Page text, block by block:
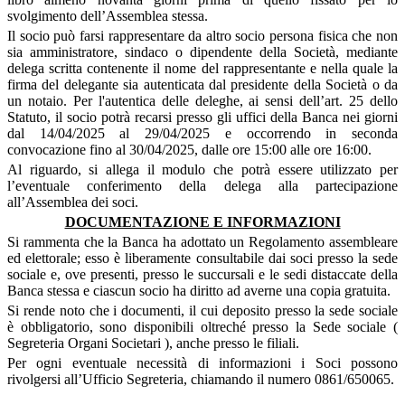
svolgimento dell’Assemblea stessa.
Il socio può farsi rappresentare da altro socio persona fisica che non
sia amministratore, sindaco o dipendente della Società, mediante
delega scritta contenente il nome del rappresentante e nella quale la
firma del delegante sia autenticata dal presidente della Società o da
un notaio. Per l'autentica delle deleghe, ai sensi dell’art. 25 dello
Statuto, il socio potrà recarsi presso gli uffici della Banca nei giorni
dal 14/04/2025 al 29/04/2025 e occorrendo in seconda
convocazione fino al 30/04/2025, dalle ore 15:00 alle ore 16:00.
Al riguardo, si allega il modulo che potrà essere utilizzato per
l’eventuale conferimento della delega alla partecipazione
all’Assemblea dei soci.
DOCUMENTAZIONE E INFORMAZIONI
Si rammenta che la Banca ha adottato un Regolamento assembleare
ed elettorale; esso è liberamente consultabile dai soci presso la sede
sociale e, ove presenti, presso le succursali e le sedi distaccate della
Banca stessa e ciascun socio ha diritto ad averne una copia gratuita.
Si rende noto che i documenti, il cui deposito presso la sede sociale
è obbligatorio, sono disponibili oltreché presso la Sede sociale (
Segreteria Organi Societari ), anche presso le filiali.
Per ogni eventuale necessità di informazioni i Soci possono
rivolgersi all’Ufficio Segreteria, chiamando il numero 0861/650065.